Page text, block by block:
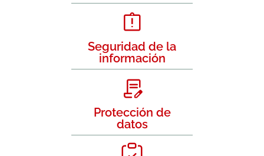
Seguridad de la
información
Protección de
datos